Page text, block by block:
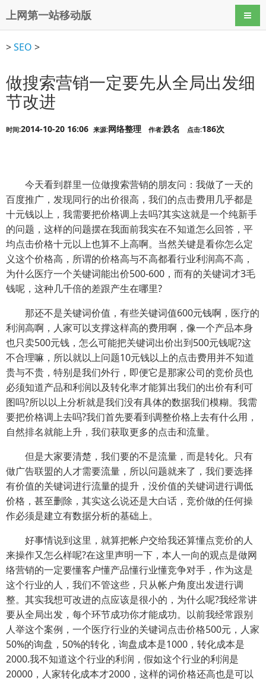
上网第一站移动版 导航
>SEO >
做搜索营销一定要先从全局出发细
节改进
时间:2014-10-20 16:06 来源:网络整理 作者:跌名 点击:186次
今天看到群里一位做搜索营销的朋友问：我做了一天的
百度推广，发现同行的出价很高，我们的点击费用几乎都是
十元钱以上，我需要把价格调上去吗?其实这就是一个纯新手
的问题，这样的问题摆在我面前我实在不知道怎么回答，平
均点击价格十元以上也算不上高啊。当然关键是看你怎么定
义这个价格高，所谓的价格高与不高都看行业利润高不高，
为什么医疗一个关键词能出价500-600，而有的关键词才3毛
钱呢，这种几千倍的差跟产生在哪里?
那还不是关键词价值，有些关键词值600元钱啊，医疗的
利润高啊，人家可以支撑这样高的费用啊，像一个产品本身
也只卖500元钱，怎么可能把关键词出价出到500元钱呢?这
不合理嘛，所以就以上问题10元钱以上的点击费用并不知道
贵与不贵，特别是我们外行，即便它是那家公司的竞价员也
必须知道产品和利润以及转化率才能算出我们的出价有利可
图吗?所以以上分析就是我们没有具体的数据我们模糊。我需
要把价格调上去吗?我们首先要看到调整价格上去有什么用，
自然排名就能上升，我们获取更多的点击和流量。
但是大家要清楚，我们要的不是流量，而是转化。只有
做广告联盟的人才需要流量，所以问题就来了，我们要选择
有价值的关键词进行流量的提升，没价值的关键词进行调低
价格，甚至删除，其实这么说还是大白话，竞价做的任何操
作必须是建立有数据分析的基础上。
好事情说到这里，就算把帐户交给我还算懂点竞价的人
来操作又怎么样呢?在这里声明一下，本人一向的观点是做网
络营销的一定要懂客户懂产品懂行业懂竞争对手，作为这是
这个行业的人，我们不管这些，只从帐户角度出发进行调
整。其实我想可改进的点应该是很小的，为什么呢?我经常讲
要从全局出发，每个环节成功你才能成功。以前我经常跟别
人举这个案例，一个医疗行业的关键词点击价格500元，人家
50%的询盘，50%的转化，询盘成本是1000，转化成本是
2000.我不知道这个行业的利润，假如这个行业的利润是
20000，人家转化成本才2000，这样的词价格还高也是可以